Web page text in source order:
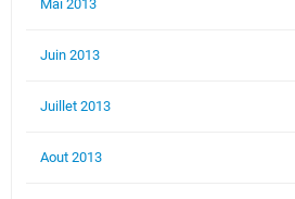
Mai 2013
Juin 2013
Juillet 2013
Aout 2013